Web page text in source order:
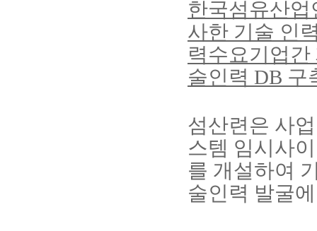
한국섬유산업
사한 기술 인
력수요기업
술인력 DB 구
섬산련은 사
스템 임시사
를 개설하여
술인력 발굴